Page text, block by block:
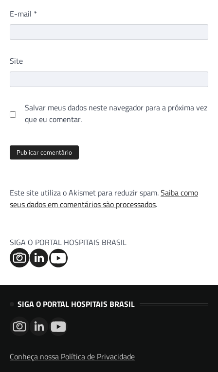
E-mail *
Site
Salvar meus dados neste navegador para a próxima vez
que eu comentar.
Este site utiliza o Akismet para reduzir spam.Saiba como
seus dados em comentários são processados.
SIGA O PORTAL HOSPITAIS BRASIL
SIGA O PORTAL HOSPITAIS BRASIL
Conheça nossa Política de Privacidade